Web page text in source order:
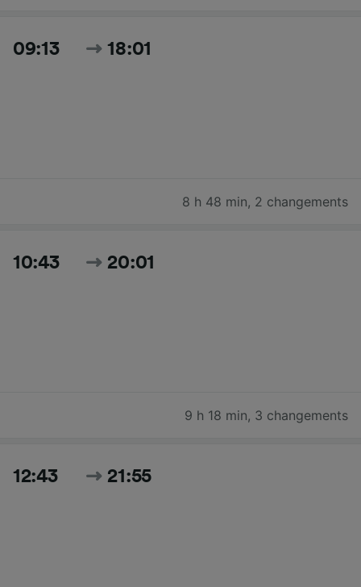
09:13 18:01
8 h 48 min, 2 changements
10:43 20:01
9 h 18 min, 3 changements
12:43 21:55